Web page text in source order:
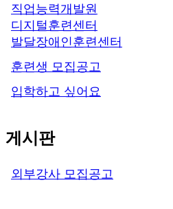
직업능력개발원
디지털훈련센터
발달장애인훈련센터
훈련생 모집공고
입학하고 싶어요
게시판
외부강사 모집공고